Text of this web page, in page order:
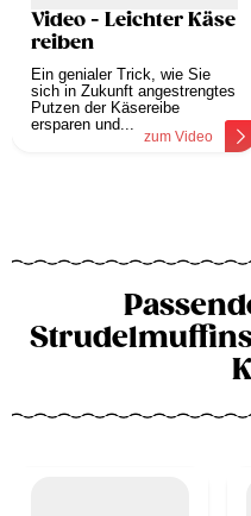
Video - Leichter Käse
reiben
Ein genialer Trick, wie Sie
sich in Zukunft angestrengtes
Putzen der Käsereibe
ersparen und...
zum Video